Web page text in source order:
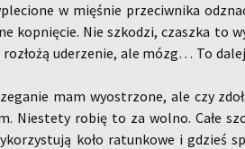
w mię­śnie prze­ciw­ni­ka
kop­nię­cie. Nie szko­dzi, czasz­ka to
roz­ło­żą ude­rze­nie, ale mózg… To
mam wy­ostrzo­ne, ale czy
Nie­ste­ty robię to za wolno. Całe
koło ra­tun­ko­we i gdzieś